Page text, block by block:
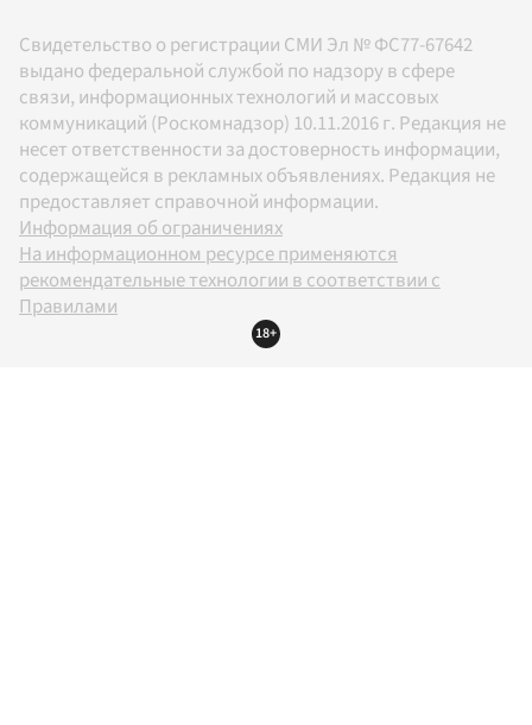
Свидетельство о регистрации СМИ Эл № ФС77-67642
выдано федеральной службой по надзору в сфере
связи, информационных технологий и массовых
коммуникаций (Роскомнадзор) 10.11.2016 г. Редакция не
несет ответственности за достоверность информации,
содержащейся в рекламных объявлениях. Редакция не
предоставляет справочной информации.
Информация об ограничениях
На информационном ресурсе применяются
рекомендательные технологии в соответствии с
Правилами
18+